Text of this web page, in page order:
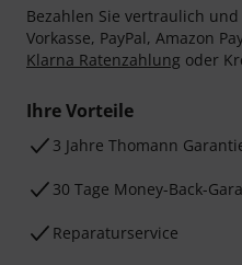
Bezahlen Sie vertraulich
Vorkasse, PayPal, Amazon
Klarna Ratenzahlung oder
Ihre Vorteile
3 Jahre Thomann
30 Tage Money-Back-
Reparaturservice